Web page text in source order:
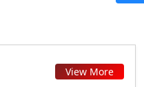
View More